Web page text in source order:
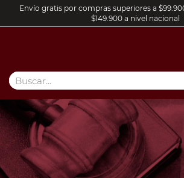
Envío gratis por compras superiores a
$149.900 a nivel nacional